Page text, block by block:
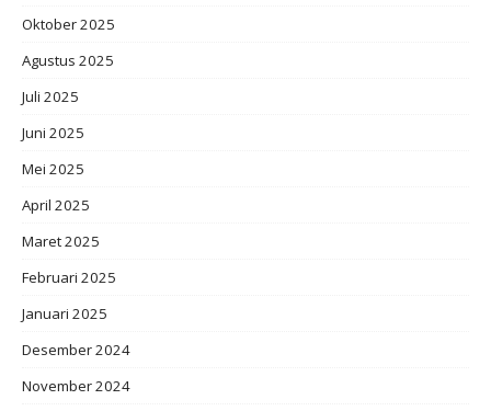
Oktober 2025
Agustus 2025
Juli 2025
Juni 2025
Mei 2025
April 2025
Maret 2025
Februari 2025
Januari 2025
Desember 2024
November 2024